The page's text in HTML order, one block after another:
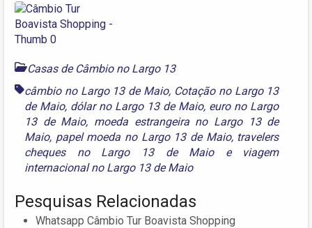
Casas de Câmbio no Largo 13
câmbio no Largo 13 de Maio, Cotação no Largo 13
de Maio, dólar no Largo 13 de Maio, euro no Largo
13 de Maio, moeda estrangeira no Largo 13 de
Maio, papel moeda no Largo 13 de Maio, travelers
cheques no Largo 13 de Maioe viagem
internacional no Largo 13 de Maio
Pesquisas Relacionadas
Whatsapp Câmbio Tur Boavista Shopping